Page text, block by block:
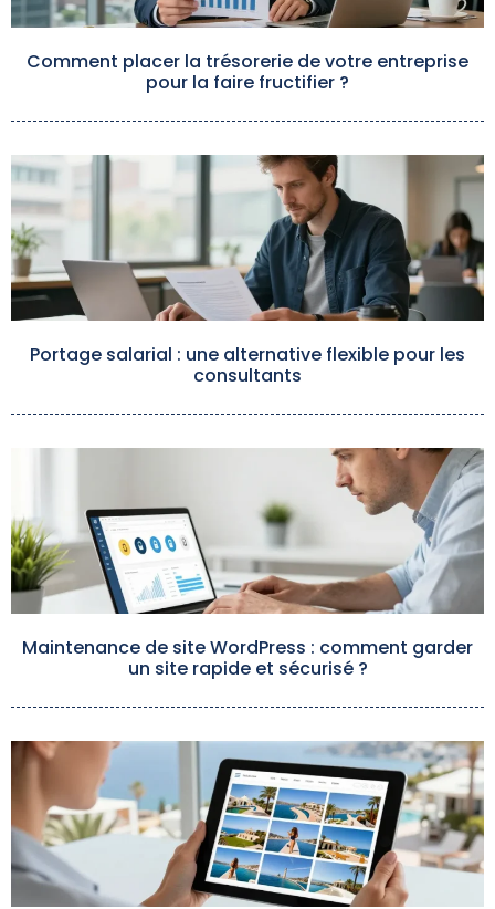
Comment placer la trésorerie de votre entreprise
pour la faire fructifier ?
Portage salarial : une alternative flexible pour les
consultants
Maintenance de site WordPress : comment garder
un site rapide et sécurisé ?